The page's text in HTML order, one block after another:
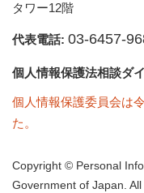
タワー12階
代表電話: 03-6457-
個人情報保護法相談ダ
個人情報保護委員会は
た。
Copyright © Personal
Government of Japan. All